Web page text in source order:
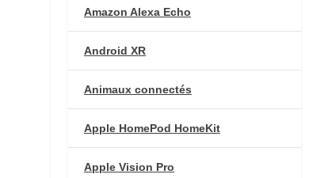
Amazon Alexa Echo
Android XR
Animaux connectés
Apple HomePod HomeKit
Apple Vision Pro